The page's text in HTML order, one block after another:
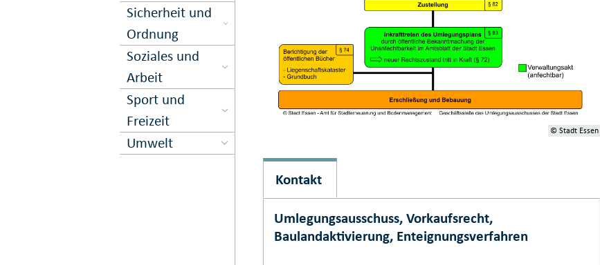
Sicher­heit und
Ord­nung
Soziales und
Arbeit
Sport und
Freizeit
Umwelt
© Stadt Essen
Kontakt
Umlegungsausschuss, Vorkaufsrecht,
Baulandaktivierung, Enteignungsverfahren